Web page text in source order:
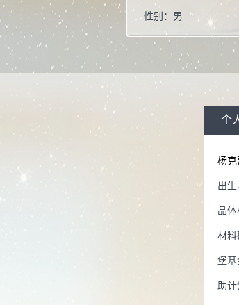
性别： 男
学位：
职称： 教授
毕业院校： 山东大学
生物医学工程
生物医学工程
个
杨克
出
晶
材料
堡基
助计